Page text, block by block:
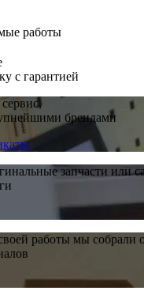
работы
с гарантией
брендами
запчасти или
работы мы собрали